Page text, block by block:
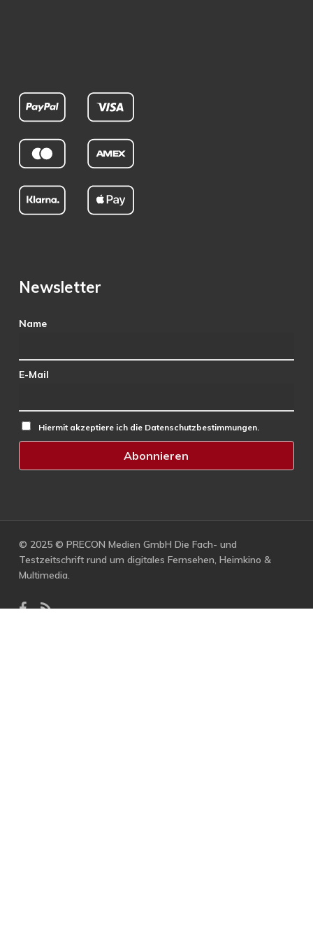
Newsletter
Name
E-Mail
Hiermit akzeptiere ich die Datenschutzbestimmungen.
© 2025 © PRECON Medien GmbH Die Fach- und
Testzeitschrift rund um digitales Fernsehen, Heimkino &
Multimedia.
facebook
RSS